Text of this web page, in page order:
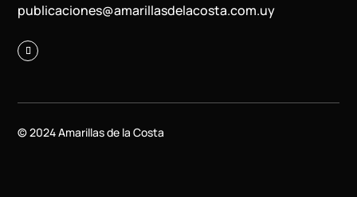
publicaciones@amarillasdelacosta.com.uy
© 2024 Amarillas de la Costa